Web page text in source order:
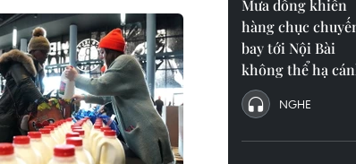
Mưa dông khiến
hàng chục
bay tới Nội Bài
không thể hạ
NGHE